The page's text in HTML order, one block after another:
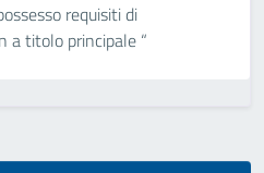
requisiti di
a titolo principale “